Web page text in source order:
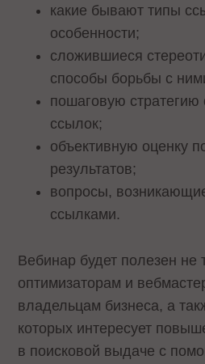
какие бывают типы
особенности;
сложившиеся
способы борьбы с
пошаговую стратегию
ссылок;
объективную оценку
результатов;
вопросы,
ссылками.
Вебинар будет полезен не
оптимизаторам и
владельцам бизнеса, а
которых интересует
в поисковой выдаче с